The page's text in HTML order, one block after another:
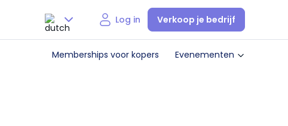
Nederlands
Log in Verkoop je bedrijf
Memberships voor kopers Evenementen